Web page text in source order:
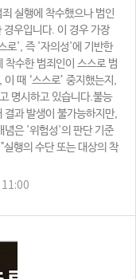
실행에 착수했으나 범인
경우입니다. 이 경우 가장
로', 즉 '자의성'에 기반한
착수한 범죄인이 스스로 범
때 ‘스스로’ 중지했는지,
명시하고 있습니다.불능
과 발생이 불가능하지만,
념은 '위험성'의 판단 기준
행의 수단 또는 대상의 착